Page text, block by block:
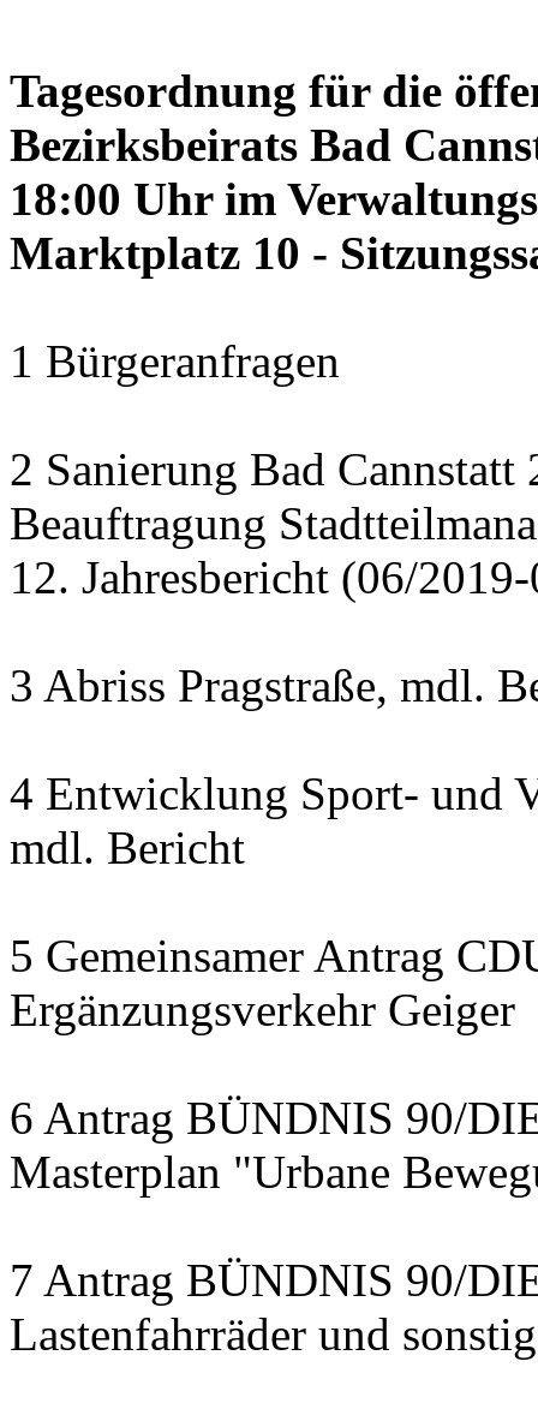
Tagesordnung für die
Bezirksbeirats Bad
18:00 Uhr im
Marktplatz 10 -
1 Bürgeranfragen
2 Sanierung Bad
Beauftragung
12. Jahresbericht (06/
3 Abriss Pragstraße, mdl.
4 Entwicklung Sport- und
mdl. Bericht
5 Gemeinsamer Antrag
Ergänzungsverkehr Geiger
6 Antrag BÜNDNIS 90/
Masterplan "Urbane
7 Antrag BÜNDNIS 90/
Lastenfahrräder und